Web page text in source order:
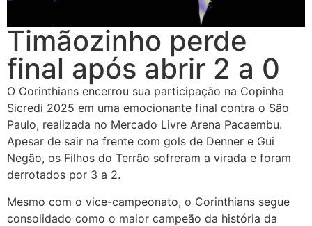
Timãozinho perde
final após abrir 2 a 0
O Corinthians encerrou sua participação na Copinha
Sicredi 2025 em uma emocionante final contra o São
Paulo, realizada no Mercado Livre Arena Pacaembu.
Apesar de sair na frente com gols de Denner e Gui
Negão, os Filhos do Terrão sofreram a virada e foram
derrotados por 3 a 2.
Mesmo com o vice-campeonato, o Corinthians segue
consolidado como o maior campeão da história da